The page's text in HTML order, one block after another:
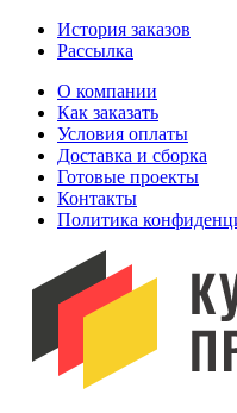
История заказов
Рассылка
O компании
Как заказать
Условия оплаты
Доставка и сборка
Готовые проекты
Контакты
Политика